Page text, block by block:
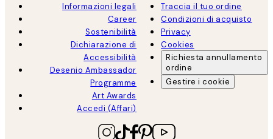
Informazioni legali
Career
Sostenibilità
Dichiarazione di
Accessibilità
Desenio Ambassador
Programme
Art Awards
Accedi (Affari)
Traccia il tuo ordine
Condizioni di acquisto
Privacy
Cookies
Richiesta annullamento
ordine
Gestire i cookie